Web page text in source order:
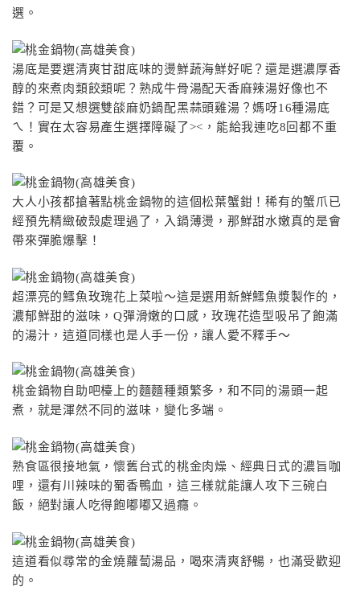
選。
湯底是要選清爽甘甜底味的燙鮮蔬海鮮好呢？還是選濃厚香
醇的來煮肉類餃類呢？熟成牛骨湯配天香麻辣湯好像也不
錯？可是又想選雙燄麻奶鍋配黑蒜頭雞湯？媽呀16種湯底
ㄟ！實在太容易產生選擇障礙了><，能給我連吃8回都不重
覆。
大人小孩都搶著點桃金鍋物的這個松葉蟹鉗！稀有的蟹爪已
經預先精緻破殼處理過了，入鍋薄燙，那鮮甜水嫩真的是會
帶來彈脆爆擊！
超漂亮的鱈魚玫瑰花上菜啦〜這是選用新鮮鱈魚漿製作的，
濃郁鮮甜的滋味，Q彈滑嫩的口感，玫瑰花造型吸吊了飽滿
的湯汁，這道同樣也是人手一份，讓人愛不釋手〜
桃金鍋物自助吧檯上的麵麵種類繁多，和不同的湯頭一起
煮，就是渾然不同的滋味，變化多端。
熟食區很接地氣，懷舊台式的桃金肉燥、經典日式的濃旨咖
哩，還有川辣味的蜀香鴨血，這三樣就能讓人攻下三碗白
飯，絕對讓人吃得飽嘟嘟又過癮。
這道看似尋常的金燒蘿蔔湯品，喝來清爽舒暢，也滿受歡迎
的。